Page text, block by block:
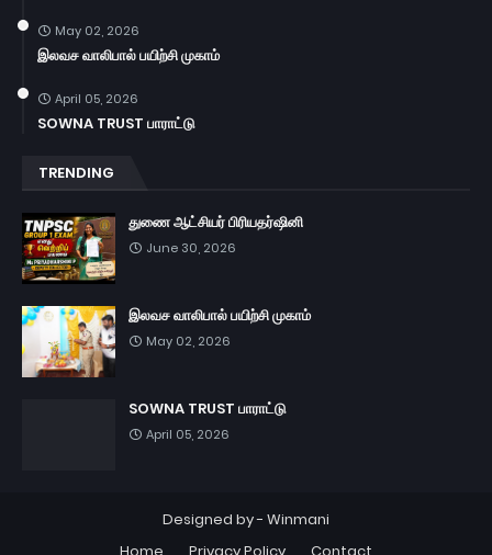
May 02, 2026
இலவச வாலிபால் பயிற்சி முகாம்
April 05, 2026
SOWNA TRUST பாராட்டு
TRENDING
துணை ஆட்சியர் பிரியதர்ஷினி
June 30, 2026
இலவச வாலிபால் பயிற்சி முகாம்
May 02, 2026
SOWNA TRUST பாராட்டு
April 05, 2026
Designed by - Winmani